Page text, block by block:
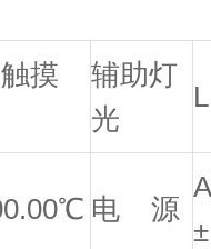
触摸
辅助灯
光
0.00℃ 电 源